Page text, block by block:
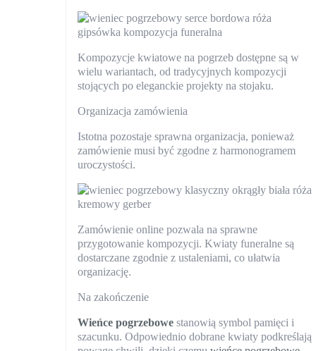
Kompozycje kwiatowe na pogrzeb dostępne są w
wielu wariantach, od tradycyjnych kompozycji
stojących po eleganckie projekty na stojaku.
Organizacja zamówienia
Istotna pozostaje sprawna organizacja, ponieważ
zamówienie musi być zgodne z harmonogramem
uroczystości.
Zamówienie online pozwala na sprawne
przygotowanie kompozycji. Kwiaty funeralne są
dostarczane zgodnie z ustaleniami, co ułatwia
organizację.
Na zakończenie
Wieńce pogrzebowe stanowią symbol pamięci i
szacunku. Odpowiednio dobrane kwiaty podkreślają